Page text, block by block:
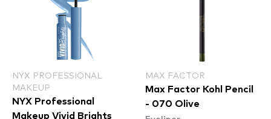
NYX PROFESSIONAL
MAKEUP
NYX Professional
Makeup Vivid Brights
MAX FACTOR
Max Factor Kohl Pencil
- 070 Olive